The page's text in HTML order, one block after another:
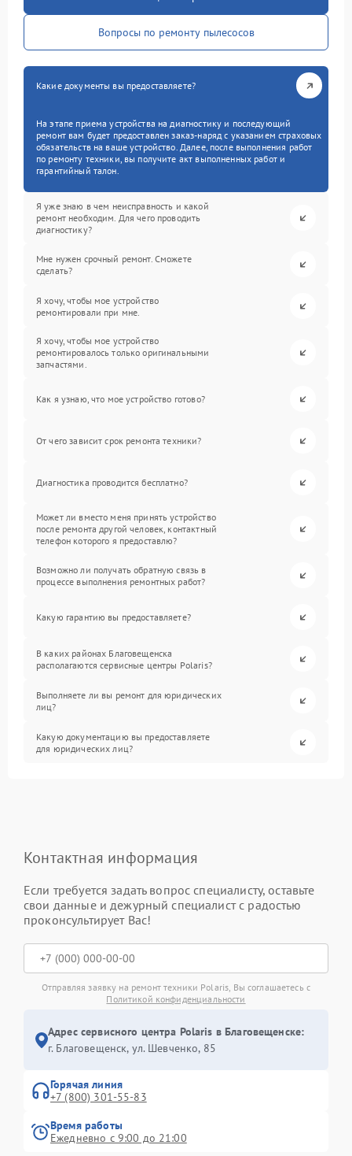
Вопросы по ремонту пылесосов
Какие документы вы предоставляете?
На этапе приема устройства на диагностику и последующий
ремонт вам будет предоставлен заказ-наряд с указанием страховых
обязательств на ваше устройство. Далее, после выполнения работ
по ремонту техники, вы получите акт выполненных работ и
гарантийный талон.
Я уже знаю в чем неисправность и какой
ремонт необходим. Для чего проводить
диагностику?
Мне нужен срочный ремонт. Сможете
сделать?
Я хочу, чтобы мое устройство
ремонтировали при мне.
Я хочу, чтобы мое устройство
ремонтировалось только оригинальными
запчастями.
Как я узнаю, что мое устройство готово?
От чего зависит срок ремонта техники?
Диагностика проводится бесплатно?
Может ли вместо меня принять устройство
после ремонта другой человек, контактный
телефон которого я предоставлю?
Возможно ли получать обратную связь в
процессе выполнения ремонтных работ?
Какую гарантию вы предоставляете?
В каких районах Благовещенска
располагаются сервисные центры Polaris?
Выполняете ли вы ремонт для юридических
лиц?
Какую документацию вы предоставляете
для юридических лиц?
Контактная информация
Если требуется задать вопрос специалисту, оставьте
свои данные и дежурный специалист с радостью
проконсультирует Вас!
Отправляя заявку на ремонт техники Polaris, Вы соглашаетесь с
Политикой конфиденциальности
Адрес сервисного центра Polaris в Благовещенске:
г. Благовещенск, ул. Шевченко, 85
Горячая линия
+7 (800) 301-55-83
Время работы
Ежедневно с 9:00 до 21:00